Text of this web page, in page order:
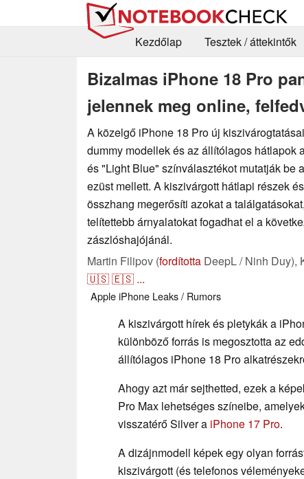
Kezdőlap
Tesztek / áttekintők
Bizalmas iPhone 18 Pro
jelennek meg online,
A közelgő iPhone 18 Pro új
dummy modellek és az állítólagos hátlapok
és "Light Blue" színválasztékot mutatják be
ezüst mellett. A kiszivárgott hátlapi részek
összhang megerősíti azokat a
telítettebb árnyalatokat fogadhat el a
zászlóshajójánál.
Martin Filipov (fordította DeepL / Ninh Duy),
🇺🇸🇪🇸 ...
AppleiPhone Leaks / Rumors
A kiszivárgott hírek és pletykák a
különböző forrás is megosztotta az
állítólagos iPhone 18 Pro
Ahogy azt már sejthetted, ezek a
Pro Max lehetséges színeibe,
visszatérő Silver a iPhone 17 Pro.
A dizájnmodell képek egy olyan
kiszivárgott (és telefonos